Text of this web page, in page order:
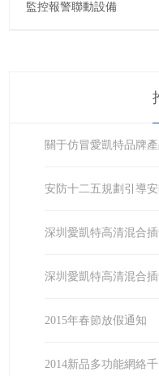
監控報警聯動設備
關于仿冒愛凱特品牌
安防十二五規劃引導
深圳愛凱特高清混合
深圳愛凱特高清混合
2015年春節放假通知
2014新品多功能網絡